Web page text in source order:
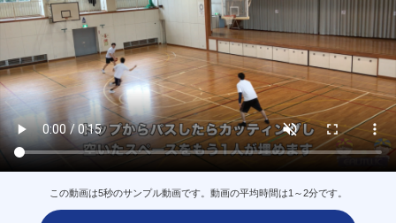
この動画は5秒のサンプル動画です。動画の平均時間は1～2分です。